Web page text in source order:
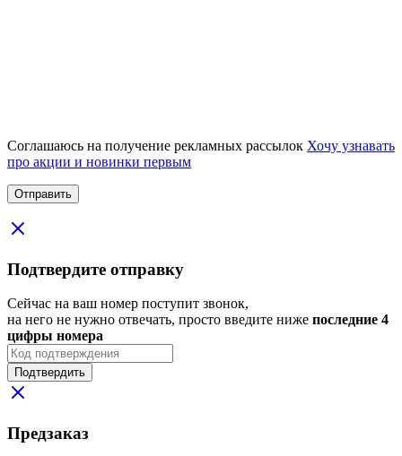
Соглашаюсь на получение рекламных рассылок Хочу узнавать
про акции и новинки первым
Подтвердите отправку
Сейчас на ваш номер поступит звонок,
на него не нужно отвечать, просто введите ниже последние 4
цифры номера
Подтвердить
Предзаказ